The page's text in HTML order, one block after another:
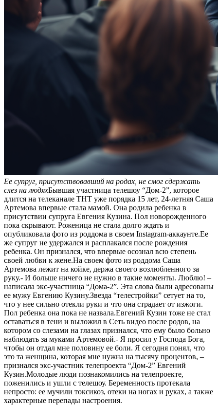
Ее супруг, присутствовавший на родах, не смог сдержать
слез на людяхБывшая участница телешоу “Дом-2”, которое
длится на телеканале ТНТ уже порядка 15 лет, 24-летняя Саша
Артемова впервые стала мамой. Она родила ребенка в
присутствии супруга Евгения Кузина. Пол новорожденного
пока скрывают. Роженица не стала долго ждать и
опубликовала фото из роддома в своем Instagram-аккаунте.Ее
же супруг не удержался и расплакался после рождения
ребенка. Он признался, что впервые осознал всю степень
своей любви к жене.На своем фото из роддома Саша
Артемова лежит на койке, держа своего возлюбленного за
руку.- И больше ничего не нужно в такие моменты. Люблю! –
написала экс-участница “Дома-2”. Эта слова были адресованы
ее мужу Евгению Кузину.Звезда “телестройки” сетует на то,
что у нее сильно отекли руки и что она страдает от изжоги.
Пол ребенка она пока не назвала.Евгений Кузин тоже не стал
оставаться в тени и выложил в Сеть видео после родов, на
котором со слезами на глазах признался, что ему было больно
наблюдать за муками Артемовой.- Я просил у Господа Бога,
чтобы он отдал мне половину ее боли. Я сегодня понял, что
это та женщина, которая мне нужна на тысячу процентов, –
признался экс-участник телепроекта “Дом-2” Евгений
Кузин.Молодые люди познакомились на телепроекте,
поженились и ушли с телешоу. Беременность протекала
непросто: ее мучили токсикоз, отеки на ногах и руках, а также
характерные перепады настроения.